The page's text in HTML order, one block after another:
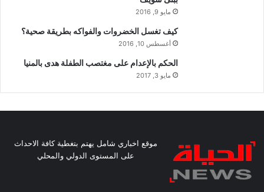
مايو 9, 2016
كيف تغسل الخضروات والفواكه بطريقة صحية؟
أغسطس 10, 2016
الحكم بالإعدام على مغتصب الطفلة هدى بالمنيا
مايو 3, 2017
موقع اخباري شامل يهتم بتغطية كافة الاحداث
على المستوى الدولي والمحلي